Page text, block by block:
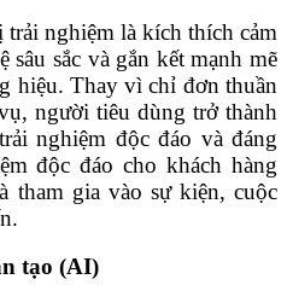
nghiệm là kích thích cảm
sắc và gắn kết mạnh mẽ
hiệu. Thay vì chỉ đơn thuần
người tiêu dùng trở thành
nghiệm độc đáo và đáng
độc đáo cho khách hàng
tham gia vào sự kiện, cuộc
tạo (AI)